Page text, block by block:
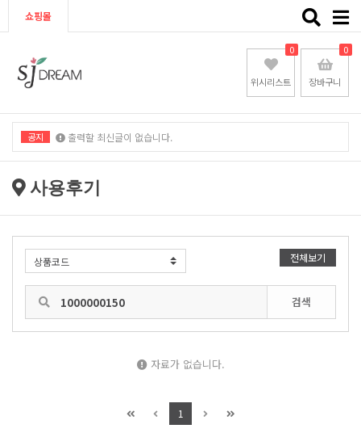
쇼핑몰
Toggle
위시리스트
0
장바구니
0
공지 출력할 최신글이 없습니다.
출력할 최신글이 없습니다.
사용후기
전체보기
검색
자료가 없습니다.
1